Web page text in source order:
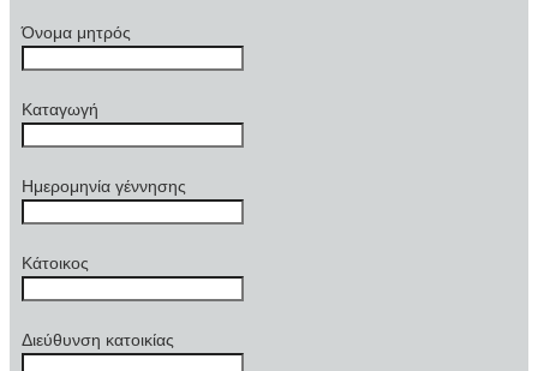
Όνομα μητρός
Καταγωγή
Ημερομηνία γέννησης
Κάτοικος
Διεύθυνση κατοικίας